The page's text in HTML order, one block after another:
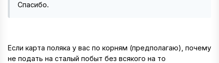
Спасибо.
Если карта поляка у вас по корням (предполагаю), почему
не подать на сталый побыт без всякого на то